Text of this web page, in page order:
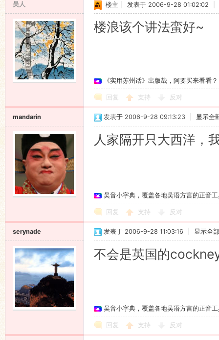
吴人 楼主 发表于 2006-9-28 01:02:02
楼浪该个讲法蛮好~
《实用苏州话》出版哉，阿要买来看看？
回复 支持 反对
mandarin 发表于 2006-9-28 09:13:23 显示全
人家隔开只大西洋，
吴音小字典，覆盖各地吴语方言的正音
回复 支持 反对
serynade 发表于 2006-9-28 11:03:16 显示全
不会是英国的
吴音小字典，覆盖各地吴语方言的正音
回复 支持 反对